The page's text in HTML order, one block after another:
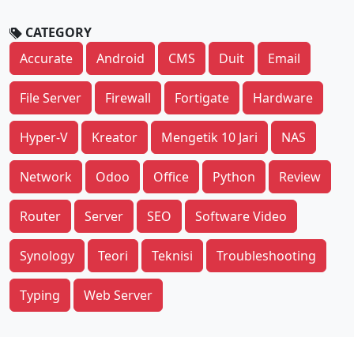
CATEGORY
Accurate
Android CMS Duit Email
File Server Firewall Fortigate Hardware
Hyper-V Kreator Mengetik 10 Jari NAS
Network Odoo Office Python Review
Router Server SEO Software Video
Synology Teori Teknisi Troubleshooting
Typing Web Server